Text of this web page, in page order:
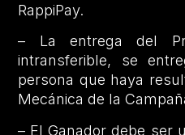
RappiPay.
– La entrega del
intransferible, se
persona que haya
Mecánica de la
– El Ganador debe ser